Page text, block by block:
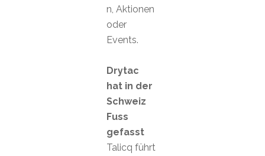
n, Aktionen
oder
Events.
Drytac
hat in der
Schweiz
Fuss
gefasst
Talicq führt